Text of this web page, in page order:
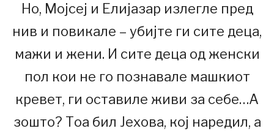
Но, Мојсеј и Елијазар излегле пред
нив и повикале – убијте ги сите деца,
мажи и жени. И сите деца од женски
пол кои не го познавале машкиот
кревет, ги оставиле живи за себе…А
зошто? Тоа бил Јехова, кој наредил, а